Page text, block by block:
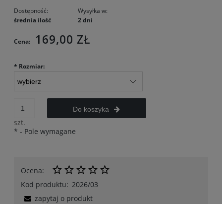
Dostępność:
średnia ilość
Wysyłka w:
2 dni
Cena: 169,00 ZŁ
* Rozmiar:
szt.
Do koszyka
* - Pole wymagane
Ocena:
Kod produktu: 2026/03
zapytaj o produkt